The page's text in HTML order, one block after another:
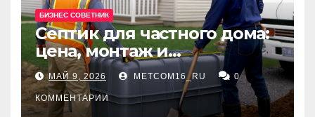
БИЗНЕС СОВЕТНИК
Септик для частного дома:
цена, монтаж и
организация автономной
канализации
МАЙ 9, 2026 METCOM16_RU 0
КОММЕНТАРИИ